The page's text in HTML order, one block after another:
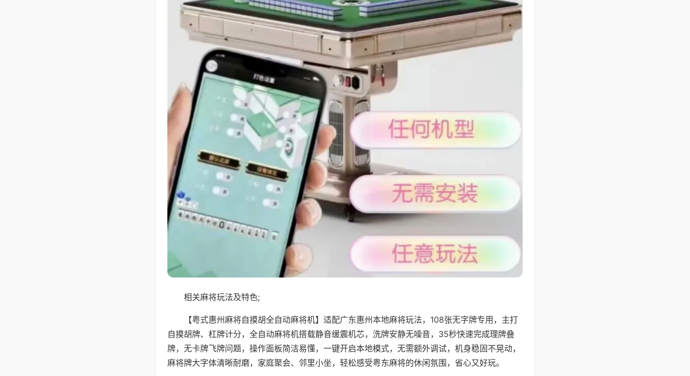
相关麻将玩法及特色;
【粤式惠州麻将自摸胡全自动麻将机】适配广东惠州本地麻将玩法，108张无字牌专用，主打
自摸胡牌、杠牌计分，全自动麻将机搭载静音缓震机芯，洗牌安静无噪音，35秒快速完成理牌叠
牌，无卡牌飞牌问题，操作面板简洁易懂，一键开启本地模式，无需额外调试，机身稳固不晃动，
麻将牌大字体清晰耐磨，家庭聚会、邻里小坐，轻松感受粤东麻将的休闲氛围，省心又好玩。